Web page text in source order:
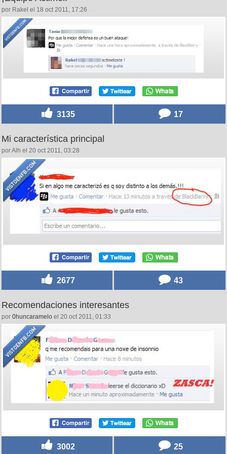
por Rakel el 18 oct 2011, 17:26
3135 17
Mi característica principal
por Alh el 20 oct 2011, 03:28
2677 43
Recomendaciones interesantes
por 0huncaramelo el 20 oct 2011, 01:33
3002 25